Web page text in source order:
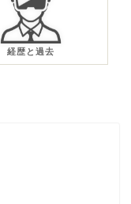
経歴と過去